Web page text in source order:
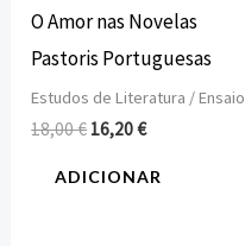
O Amor nas Novelas
Pastoris Portuguesas
Estudos de Literatura / Ensaio
18,00€ 16,20€
ADICIONAR